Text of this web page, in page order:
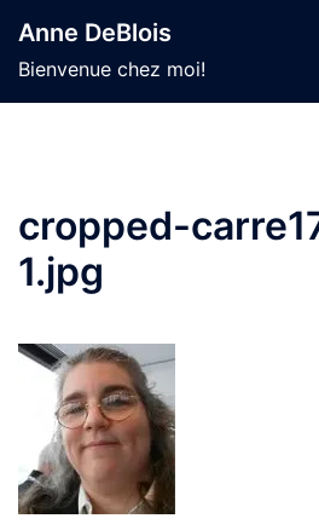
au
contenu
Anne DeBlois
Bienvenue chez moi!
cropped-
1.jpg